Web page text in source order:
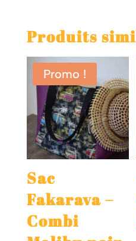
Produits
Promo !
Sac
Fakarava –
Combi